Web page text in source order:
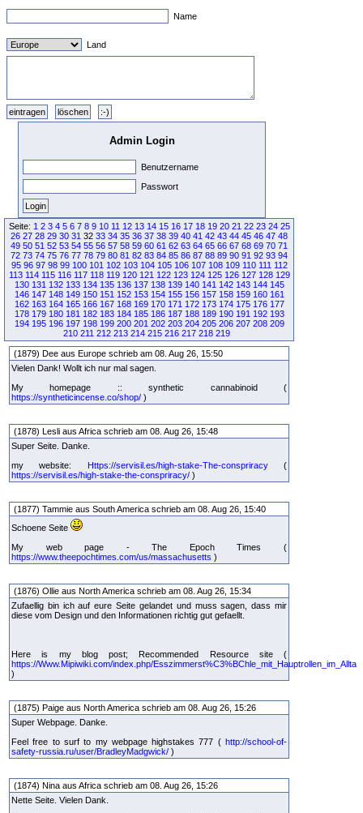
Name
Land
Admin Login
Benutzername
Passwort
Seite: 1 2 3 4 5 6 7 8 9 10 11 12 13 14 15 16 17 18 19 20 21 22 23 24 25
26 27 28 29 30 31 32 33 34 35 36 37 38 39 40 41 42 43 44 45 46 47 48
49 50 51 52 53 54 55 56 57 58 59 60 61 62 63 64 65 66 67 68 69 70 71
72 73 74 75 76 77 78 79 80 81 82 83 84 85 86 87 88 89 90 91 92 93 94
95 96 97 98 99 100 101 102 103 104 105 106 107 108 109 110 111 112
113 114 115 116 117 118 119 120 121 122 123 124 125 126 127 128 129
130 131 132 133 134 135 136 137 138 139 140 141 142 143 144 145
146 147 148 149 150 151 152 153 154 155 156 157 158 159 160 161
162 163 164 165 166 167 168 169 170 171 172 173 174 175 176 177
178 179 180 181 182 183 184 185 186 187 188 189 190 191 192 193
194 195 196 197 198 199 200 201 202 203 204 205 206 207 208 209
210 211 212 213 214 215 216 217 218 219
(1879) Dee aus Europe schrieb am 08. Aug 26, 15:50
Vielen Dank! Wollt ich nur mal sagen.
My homepage :: synthetic cannabinoid (
https://syntheticincense.co/shop/ )
(1878) Lesli aus Africa schrieb am 08. Aug 26, 15:48
Super Seite. Danke.
my website:
Https://servisil.es/high-stake-The-conspriracy(
https://servisil.es/high-stake-the-conspriracy/ )
(1877) Tammie aus South America schrieb am 08. Aug 26, 15:40
Schoene Seite
My web page - The Epoch Times (
https://www.theepochtimes.com/us/massachusetts )
(1876) Ollie aus North America schrieb am 08. Aug 26, 15:34
Zufaellig bin ich auf eure Seite gelandet und muss sagen, dass mir
diese vom Design und den Informationen richtig gut gefaellt.
Here is my blog post; Recommended Resource site (
https://Www.Mipiwiki.com/index.php/Esszimmerst%C3%BChle_mit_Hauptrollen_im_Allta
)
(1875) Paige aus North America schrieb am 08. Aug 26, 15:26
Super Webpage. Danke.
Feel free to surf to my webpage highstakes 777 ( http://school-of-
safety-russia.ru/user/BradleyMadgwick/ )
(1874) Nina aus Africa schrieb am 08. Aug 26, 15:26
Nette Seite. Vielen Dank.